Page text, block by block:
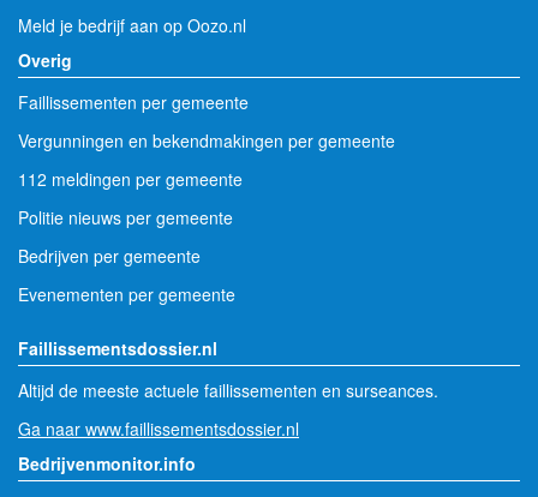
Meld je bedrijf aan op Oozo.nl
Overig
Faillissementen per gemeente
Vergunningen en bekendmakingen per gemeente
112 meldingen per gemeente
Politie nieuws per gemeente
Bedrijven per gemeente
Evenementen per gemeente
Faillissementsdossier.nl
Altijd de meeste actuele faillissementen en surseances.
Ga naar www.faillissementsdossier.nl
Bedrijvenmonitor.info